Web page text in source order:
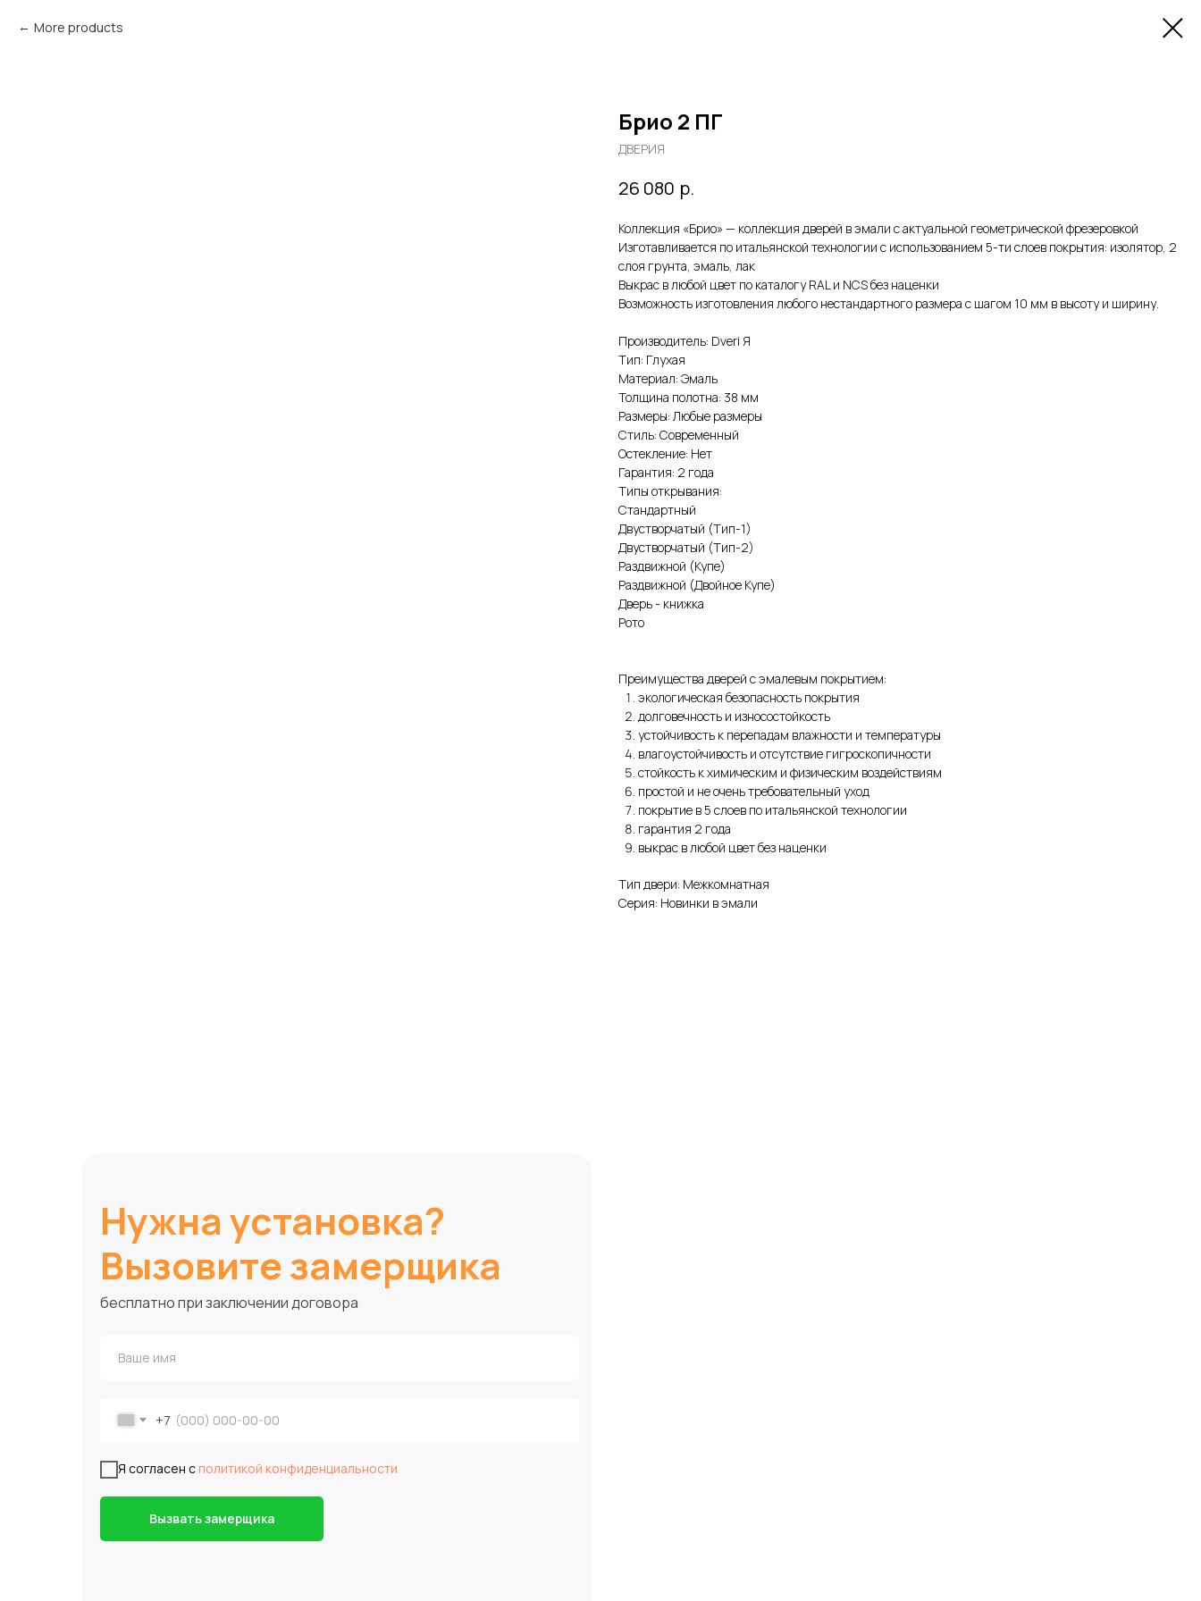
More products
Брио 2 ПГ
ДВЕРИЯ
26 080 р.
Коллекция «Брио» — коллекция дверей в эмали с актуальной геометрической фрезеровкой
Изготавливается по итальянской технологии с использованием 5-ти слоев покрытия: изолятор, 2
слоя грунта, эмаль, лак
Выкрас в любой цвет по каталогу RAL и NCS без наценки
Возможность изготовления любого нестандартного размера с шагом 10 мм в высоту и ширину.
Производитель: Dveri Я
Тип: Глухая
Материал: Эмаль
Толщина полотна: 38 мм
Размеры: Любые размеры
Стиль: Современный
Остекление: Нет
Гарантия: 2 года
Типы открывания:
Стандартный
Двустворчатый (Тип-1)
Двустворчатый (Тип-2)
Раздвижной (Купе)
Раздвижной (Двойное Купе)
Дверь - книжка
Рото
Преимущества дверей с эмалевым покрытием:
экологическая безопасность покрытия
долговечность и износостойкость
устойчивость к перепадам влажности и температуры
влагоустойчивость и отсутствие гигроскопичности
стойкость к химическим и физическим воздействиям
простой и не очень требовательный уход
покрытие в 5 слоев по итальянской технологии
гарантия 2 года
выкрас в любой цвет без наценки
Тип двери: Межкомнатная
Серия: Новинки в эмали
Нужна установка?
Вызовите замерщика
+7
Я согласен с политикой конфиденциальности
Вызвать замерщика
бесплатно при заключении договора